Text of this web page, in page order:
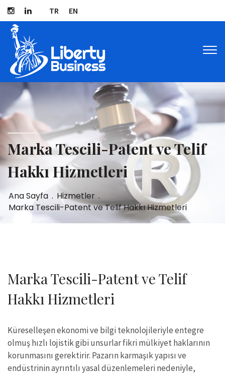
TR EN
Marka Tescili-Patent ve Telif
Hakkı Hizmetleri
Ana Sayfa . Hizmetler .
Marka Tescili-Patent ve Telif Hakkı Hizmetleri
Marka Tescili-Patent ve Telif
Hakkı Hizmetleri
Küreselleşen ekonomi ve bilgi teknolojileriyle entegre
olmuş hızlı lojistik gibi unsurlar fikri mülkiyet haklarının
korunmasını gerektirir. Pazarın karmaşık yapısı ve
endüstrinin ayrıntılı yasal düzenlemeleri nedeniyle,